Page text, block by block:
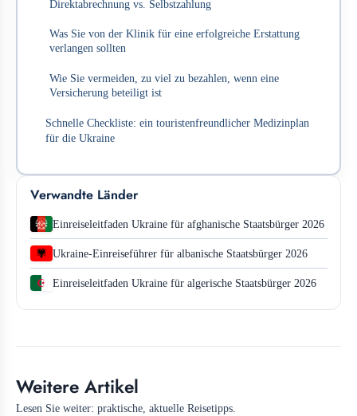
Direktabrechnung vs. Selbstzahlung
Was Sie von der Klinik für eine erfolgreiche Erstattung
verlangen sollten
Wie Sie vermeiden, zu viel zu bezahlen, wenn eine
Versicherung beteiligt ist
Schnelle Checkliste: ein touristenfreundlicher Medizinplan
für die Ukraine
Verwandte Länder
Einreiseleitfaden Ukraine für afghanische Staatsbürger 2026
Ukraine-Einreiseführer für albanische Staatsbürger 2026
Einreiseleitfaden Ukraine für algerische Staatsbürger 2026
Weitere Artikel
Lesen Sie weiter: praktische, aktuelle Reisetipps.